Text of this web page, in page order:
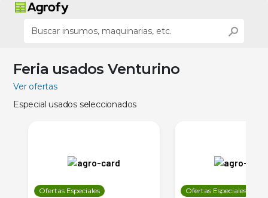
Feria usados Venturino
Ver ofertas
Especial usados seleccionados
Ofertas Especiales Ofertas Especiales